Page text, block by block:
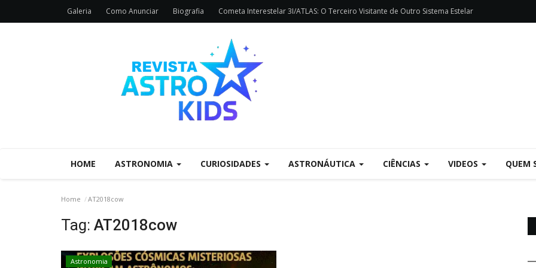
Galeria Como Anunciar Biografia Cometa Interestelar 3I/ATLAS: O Terceiro Visitante de Outro Sistema Estelar
HOME ASTRONOMIA CURIOSIDADES ASTRONÁUTICA CIÊNCIAS VIDEOS QUEM
Home AT2018cow
Tag: AT2018cow
Astronomia